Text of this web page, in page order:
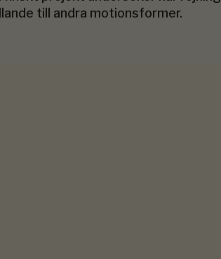
till andra motionsformer.